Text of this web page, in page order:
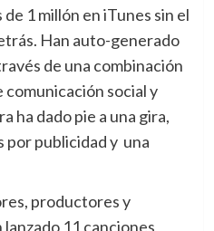
1 millón en iTunes sin el
Han auto-generado
de una combinación
comunicación social y
ha dado pie a una gira,
por publicidad y una
productores y
lanzado 11 canciones